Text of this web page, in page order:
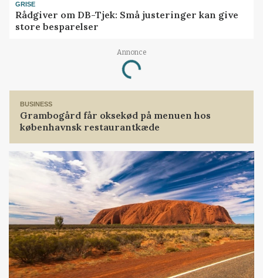
GRISE
Rådgiver om DB-Tjek: Små justeringer kan give
store besparelser
Annonce
Loading...
BUSINESS
Grambogård får oksekød på menuen hos
københavnsk restaurantkæde